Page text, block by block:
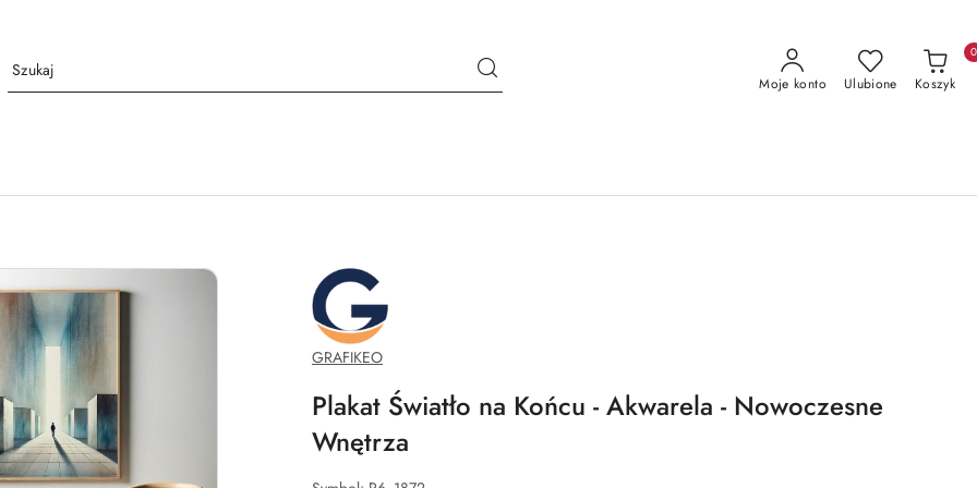
Moje konto Ulubione Koszyk
0
GRAFIKEO.PL
GRAFIKEO
Plakat Światło na Końcu - Akwarela - Nowoczesne
Wnętrza